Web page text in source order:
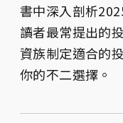
書中深入剖析
讀者最常提出的
資族制定適合的
你的不二選擇。